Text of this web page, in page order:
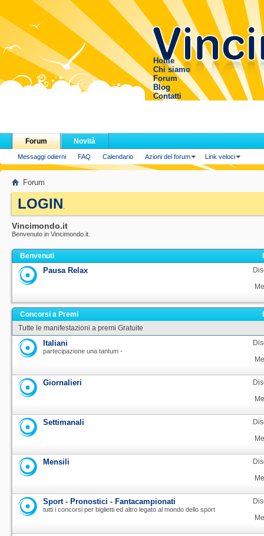
Home
Chi siamo
Forum
Blog
Contatti
Forum
Messaggi odierni FAQ Calendario Azioni del forum Link veloci
Novità
Forum
LOGIN.
Vincimondo.it
Benvenuto in Vincimondo.it.
Benvenuti
Pausa Relax
Concorsi a Premi
Tutte le manifestazioni a premi Gratuite
Italiani
partecipazione una tantum -
Giornalieri
Settimanali
Mensili
Sport - Pronostici - Fantacampionati
tutti i concorsi per biglietti ed altro legato al mondo dello sport